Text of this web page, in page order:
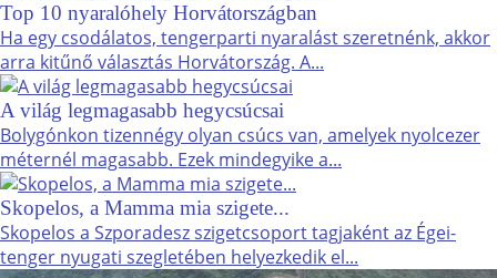
Top 10 nyaralóhely Horvátországban
Ha egy csodálatos, tengerparti nyaralást szeretnénk, akkor
arra kitűnő választás Horvátország. A...
A világ legmagasabb hegycsúcsai
Bolygónkon tizennégy olyan csúcs van, amelyek nyolcezer
méternél magasabb. Ezek mindegyike a...
Skopelos, a Mamma mia szigete...
Skopelos a Szporadesz szigetcsoport tagjaként az Égei-
tenger nyugati szegletében helyezkedik el...